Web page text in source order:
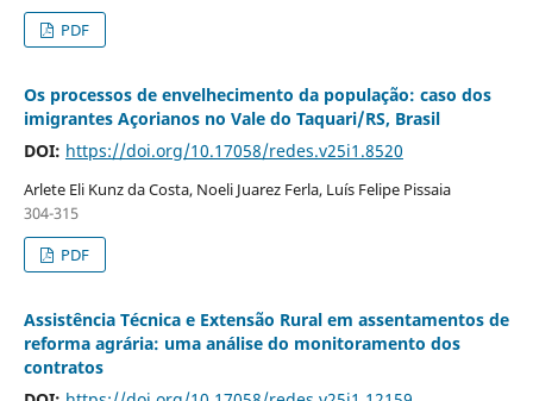
PDF
Os processos de envelhecimento da população: caso dos
imigrantes Açorianos no Vale do Taquari/RS, Brasil
DOI: https://doi.org/10.17058/redes.v25i1.8520
Arlete Eli Kunz da Costa, Noeli Juarez Ferla, Luís Felipe Pissaia
304-315
PDF
Assistência Técnica e Extensão Rural em assentamentos de
reforma agrária: uma análise do monitoramento dos
contratos